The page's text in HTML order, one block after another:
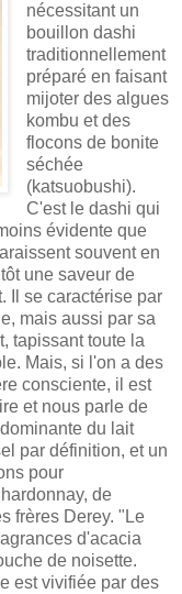
nécessitant un
bouillon dashi
traditionnellement
préparé en faisant
mijoter des algues
kombu et des
flocons de bonite
séchée
(katsuobushi).
C'est le dashi qui
évidente que
souvent en
une saveur de
Il se caractérise par
mais aussi par sa
tapissant toute la
Mais, si l'on a des
consciente, il est
et nous parle de
du lait
par définition, et un
pour
de
frères Derey. " Le
d'acacia
de noisette.
est vivifiée par des